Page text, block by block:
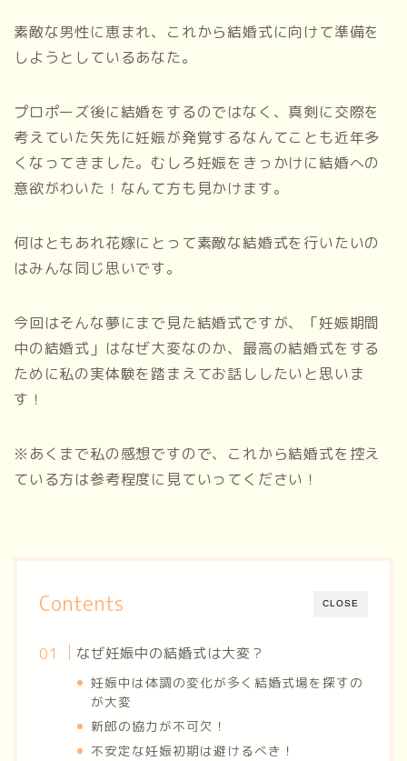
素敵な男性に恵まれ、これから結婚式に向けて準備を
しようとしているあなた。
プロポーズ後に結婚をするのではなく、真剣に交際を
考えていた矢先に妊娠が発覚するなんてことも近年多
くなってきました。むしろ妊娠をきっかけに結婚への
意欲がわいた！なんて方も見かけます。
何はともあれ花嫁にとって素敵な結婚式を行いたいの
はみんな同じ思いです。
今回はそんな夢にまで見た結婚式ですが、「妊娠期間
中の結婚式」はなぜ大変なのか、最高の結婚式をする
ために私の実体験を踏まえてお話ししたいと思いま
す！
※あくまで私の感想ですので、これから結婚式を控え
ている方は参考程度に見ていってください！
CLOSE
Contents
なぜ妊娠中の結婚式は大変？
妊娠中は体調の変化が多く結婚式場を探すの
が大変
新郎の協力が不可欠！
不安定な妊娠初期は避けるべき！